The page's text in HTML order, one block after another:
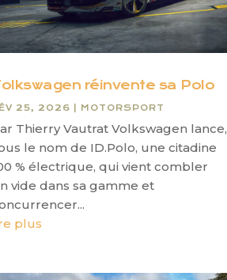
réinvente sa Polo
25, 2026 MOTORSPORT
Thierry Vautrat Volkswagen lance,
le nom de ID.Polo, une citadine
% électrique, qui vient combler
vide dans sa gamme et
plus